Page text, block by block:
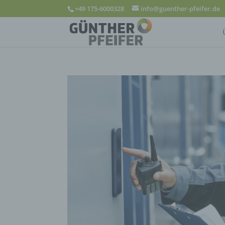
+49 175-6000328 info@guenther-pfeifer.de